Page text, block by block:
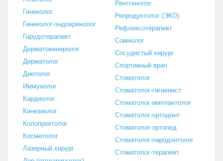
Гинеколог
Гинеколог-эндокринолог
Гирудотерапевт
Дерматовенеролог
Дерматолог
Диетолог
Иммунолог
Кардиолог
Кинезиолог
Колопроктолог
Косметолог
Лазерный хирург
Рентгенолог
Репродуктолог (ЭКО)
Рефлексотерапевт
Сомнолог
Сосудистый хирург
Спортивный врач
Стоматолог
Стоматолог-гигиенист
Стоматолог-имплантолог
Стоматолог-ортодонт
Стоматолог-ортопед
Стоматолог-пародонтолог
Стоматолог-терапевт